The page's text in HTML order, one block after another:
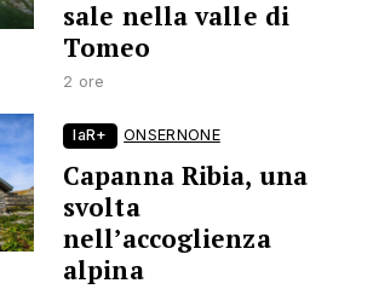
sale nella valle di
Tomeo
2 ore
laR+ ONSERNONE
Capanna Ribia, una
svolta
nell’accoglienza
alpina